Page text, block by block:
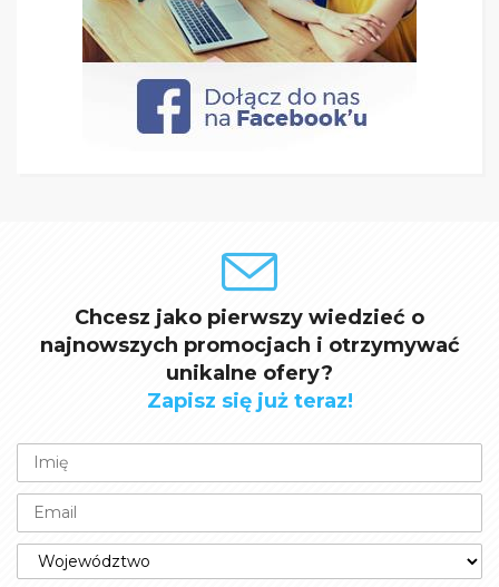
Chcesz jako pierwszy wiedzieć o
najnowszych promocjach i otrzymywać
unikalne ofery?
Zapisz się już teraz!